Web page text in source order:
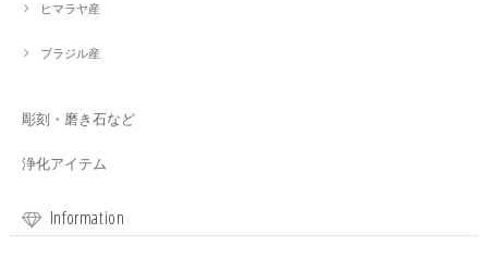
ヒマラヤ産
ブラジル産
彫刻・磨き石など
浄化アイテム
Information